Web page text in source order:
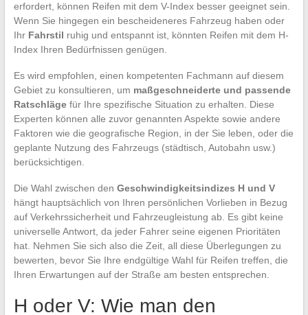
erfordert, können Reifen mit dem V-Index besser geeignet sein.
Wenn Sie hingegen ein bescheideneres Fahrzeug haben oder
Ihr Fahrstil ruhig und entspannt ist, könnten Reifen mit dem H-
Index Ihren Bedürfnissen genügen.
Es wird empfohlen, einen kompetenten Fachmann auf diesem
Gebiet zu konsultieren, um maßgeschneiderte und passende
Ratschlägefür Ihre spezifische Situation zu erhalten. Diese
Experten können alle zuvor genannten Aspekte sowie andere
Faktoren wie die geografische Region, in der Sie leben, oder die
geplante Nutzung des Fahrzeugs (städtisch, Autobahn usw.)
berücksichtigen.
Die Wahl zwischen den Geschwindigkeitsindizes H und V
hängt hauptsächlich von Ihren persönlichen Vorlieben in Bezug
auf Verkehrssicherheit und Fahrzeugleistung ab. Es gibt keine
universelle Antwort, da jeder Fahrer seine eigenen Prioritäten
hat. Nehmen Sie sich also die Zeit, all diese Überlegungen zu
bewerten, bevor Sie Ihre endgültige Wahl für Reifen treffen, die
Ihren Erwartungen auf der Straße am besten entsprechen.
H oder V: Wie man den